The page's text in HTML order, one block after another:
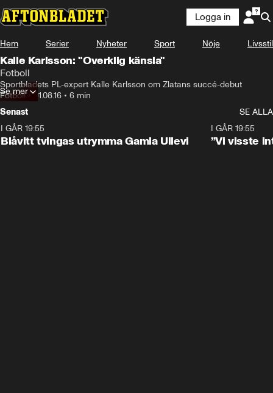
Logga in
Hem Serier Nyheter Sport Nöje Livsstil
Kalle Karlsson: "Overklig känsla"
Fotboll
Sportbladets PL-expert Kalle Karlsson om Zlatans succé-debut
Fotboll•01.08.16 • 6 min
Se mer
Senast
SE ALLA
I GÅR 19:55
Blåvitt tvingas utrymma Gamla Ullevi
I GÅR 19:55
”Vi visste